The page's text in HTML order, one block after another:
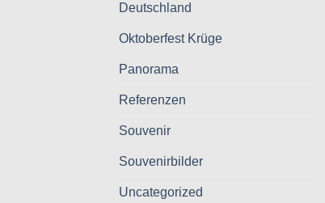
Deutschland
Oktoberfest Krüge
Panorama
Referenzen
Souvenir
Souvenirbilder
Uncategorized